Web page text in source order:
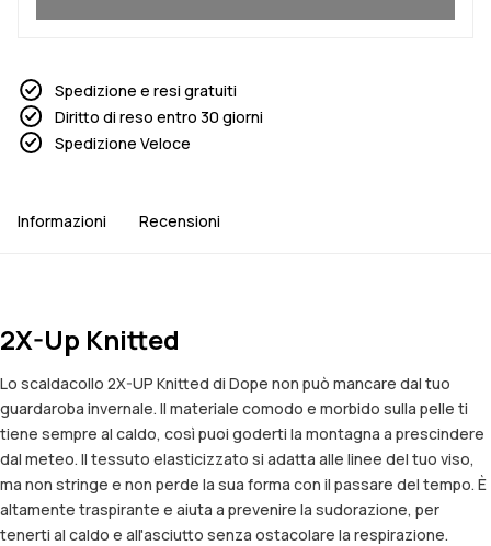
Spedizione e resi gratuiti
Diritto di reso entro 30 giorni
Spedizione Veloce
Informazioni Recensioni
2X-Up Knitted
Lo scaldacollo 2X-UP Knitted di Dope non può mancare dal tuo
guardaroba invernale. Il materiale comodo e morbido sulla pelle ti
tiene sempre al caldo, così puoi goderti la montagna a prescindere
dal meteo. Il tessuto elasticizzato si adatta alle linee del tuo viso,
ma non stringe e non perde la sua forma con il passare del tempo. È
altamente traspirante e aiuta a prevenire la sudorazione, per
tenerti al caldo e all'asciutto senza ostacolare la respirazione.